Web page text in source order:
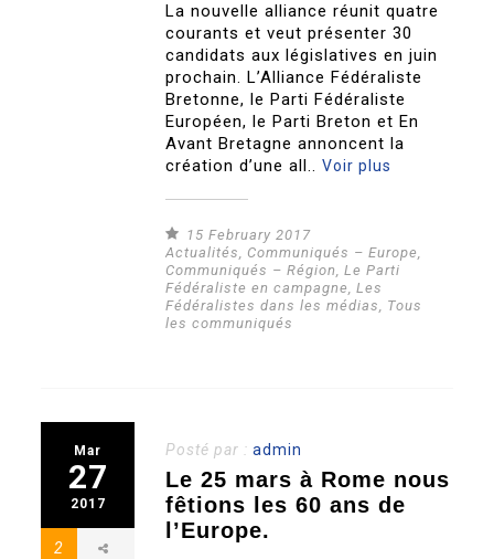
La nouvelle alliance réunit quatre
courants et veut présenter 30
candidats aux législatives en juin
prochain. L’Alliance Fédéraliste
Bretonne, le Parti Fédéraliste
Européen, le Parti Breton et En
Avant Bretagne annoncent la
création d’une all..Voir plus
15 February 2017
Actualités, Communiqués – Europe,
Communiqués – Région,Le Parti
Fédéraliste en campagne,Les
Fédéralistes dans les médias, Tous
les communiqués
Mar
27
2017
2
Posté par :admin
Le 25 mars à Rome nous
fêtions les 60 ans de
l’Europe.